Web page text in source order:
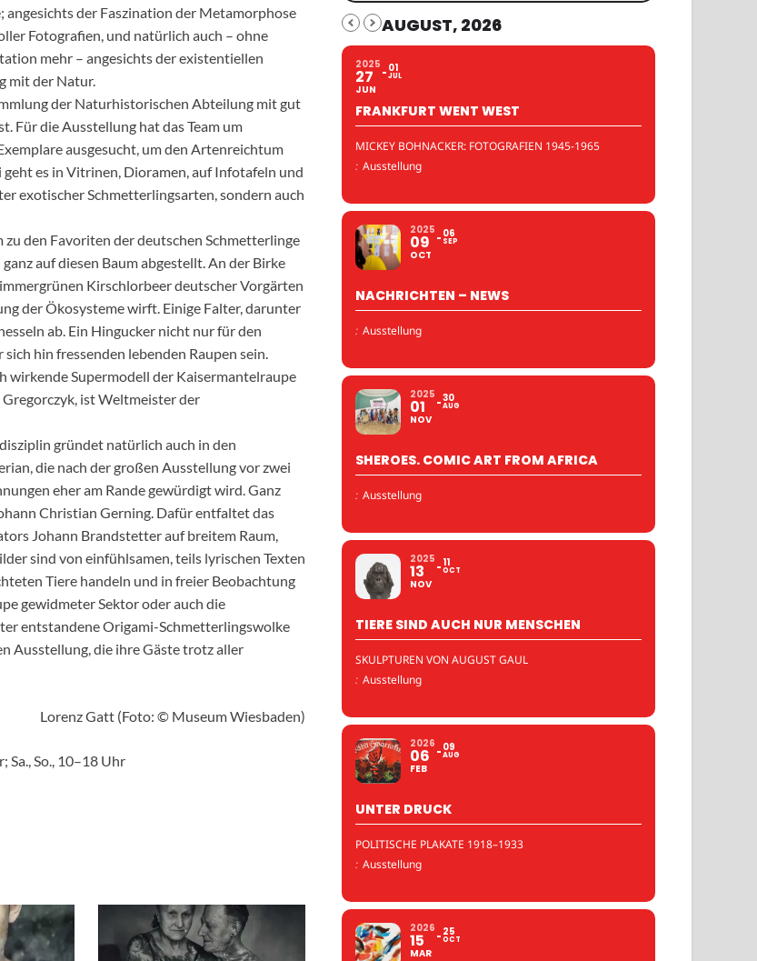
angesichts der Faszination der Metamorphose
Fotografien, und natürlich auch – ohne
mehr – angesichts der existentiellen
mit der Natur.
der Naturhistorischen Abteilung mit gut
Für die Ausstellung hat das Team um
ausgesucht, um den Artenreichtum
es in Vitrinen, Dioramen, auf Infotafeln und
exotischer Schmetterlingsarten, sondern auch
den Favoriten der deutschen Schmetterlinge
auf diesen Baum abgestellt. An der Birke
Kirschlorbeer deutscher Vorgärten
der Ökosysteme wirft. Einige Falter, darunter
ab. Ein Hingucker nicht nur für den
hin fressenden lebenden Raupen sein.
wirkende Supermodell der Kaisermantelraupe
ist Weltmeister der
gründet natürlich auch in den
die nach der großen Ausstellung vor zwei
eher am Rande gewürdigt wird. Ganz
Christian Gerning. Dafür entfaltet das
Johann Brandstetter auf breitem Raum,
sind von einfühlsamen, teils lyrischen Texten
Tiere handeln und in freier Beobachtung
gewidmeter Sektor oder auch die
entstandene Origami-Schmetterlingswolke
Ausstellung, die ihre Gäste trotz aller
Lorenz Gatt (Foto: © Museum Wiesbaden)
Sa., So., 10–18 Uhr
AUGUST, 2026
2025
27
JUN
01
JUL
FRANKFURT WENT WEST
MICKEY BOHNACKER: FOTOGRAFIEN 1945-1965
: Ausstellung
2025
09
OCT
06
SEP
NACHRICHTEN – NEWS
: Ausstellung
2025
01
NOV
30
AUG
SHEROES. COMIC ART FROM AFRICA
: Ausstellung
2025
13
NOV
11
OCT
TIERE SIND AUCH NUR MENSCHEN
SKULPTUREN VON AUGUST GAUL
: Ausstellung
2026
06
FEB
09
AUG
UNTER DRUCK
POLITISCHE PLAKATE 1918–1933
: Ausstellung
2026
15
MAR
25
OCT